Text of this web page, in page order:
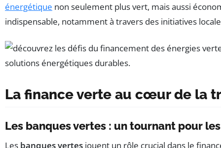
énergétique non seulement plus vert, mais aussi
indispensable, notamment à travers des initiatives
La finance verte au cœur de la
Les banques vertes : un tournant pour
Les banques vertes jouent un rôle crucial dans le